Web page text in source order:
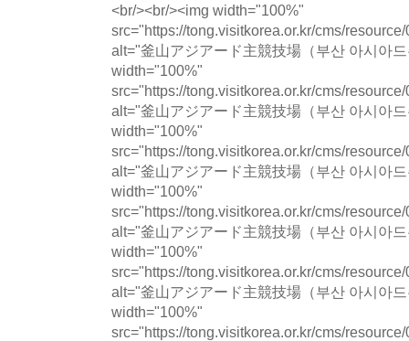
<br/><br/><img width="100%"
src="https://tong.visitkorea.or.kr/cms/
alt="釜山アジアード主競技場（부산 아시아
width="100%"
src="https://tong.visitkorea.or.kr/cms/
alt="釜山アジアード主競技場（부산 아시아
width="100%"
src="https://tong.visitkorea.or.kr/cms/
alt="釜山アジアード主競技場（부산 아시아
width="100%"
src="https://tong.visitkorea.or.kr/cms/
alt="釜山アジアード主競技場（부산 아시아
width="100%"
src="https://tong.visitkorea.or.kr/cms/
alt="釜山アジアード主競技場（부산 아시아
width="100%"
src="https://tong.visitkorea.or.kr/cms/